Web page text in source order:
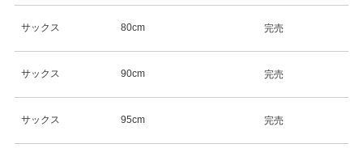
サックス 80cm 完売
サックス 90cm 完売
サックス 95cm 完売